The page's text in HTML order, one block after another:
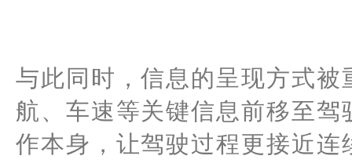
与此同时，信息的呈现方式
航、车速等关键信息前移至
作本身，让驾驶过程更接近